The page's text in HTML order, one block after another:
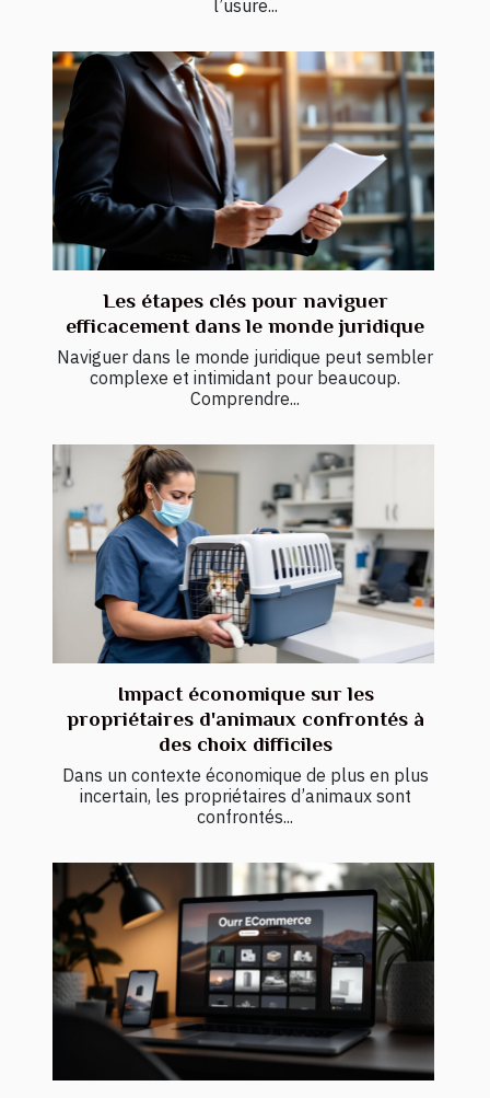
l’usure...
Les étapes clés pour naviguer
efficacement dans le monde juridique
Naviguer dans le monde juridique peut sembler
complexe et intimidant pour beaucoup.
Comprendre...
Impact économique sur les
propriétaires d'animaux confrontés à
des choix difficiles
Dans un contexte économique de plus en plus
incertain, les propriétaires d’animaux sont
confrontés...